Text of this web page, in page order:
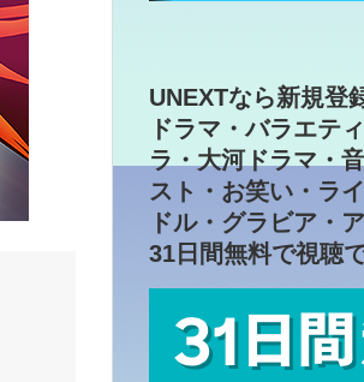
UNEXTなら新規登
ドラマ・バラエテ
ラ・大河ドラマ・
スト・お笑い・ラ
ドル・グラビア・
31日間無料で視聴